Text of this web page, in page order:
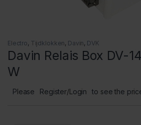
Electro, Tijdklokken, Davin, DVK
Davin Relais Box DV-
W
Please Register/Login to see the